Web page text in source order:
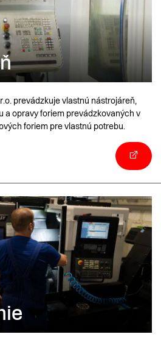
prevádzkuje vlastnú nástrojáreň,
a opravy foriem prevádzkovaných v
foriem pre vlastnú potrebu.